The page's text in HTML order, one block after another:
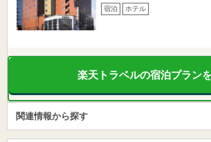
宿泊 ホテル
楽天トラベルの宿泊プラン
関連情報から探す